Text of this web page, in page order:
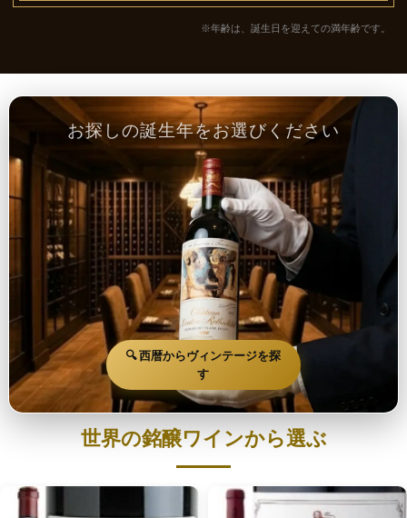
※年齢は、誕生日を迎えての満年齢です。
お探しの誕生年をお選びください
🔍 西暦からヴィンテージを探
す
世界の銘醸ワインから選ぶ